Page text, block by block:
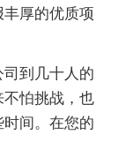
厚的优质项
到几十人的
怕挑战，也
间。在您的